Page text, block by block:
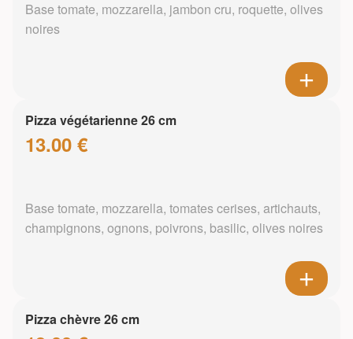
Base tomate, mozzarella, jambon cru, roquette, olives
noires
Pizza végétarienne 26 cm
13.00 €
Base tomate, mozzarella, tomates cerises, artichauts,
champignons, ognons, poivrons, basilic, olives noires
Pizza chèvre 26 cm